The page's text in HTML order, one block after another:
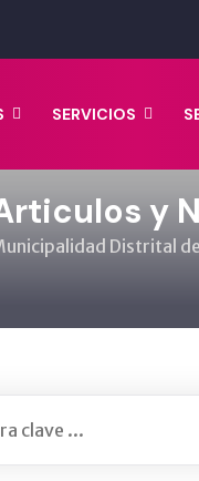
SERVICIOS
y
Distrital